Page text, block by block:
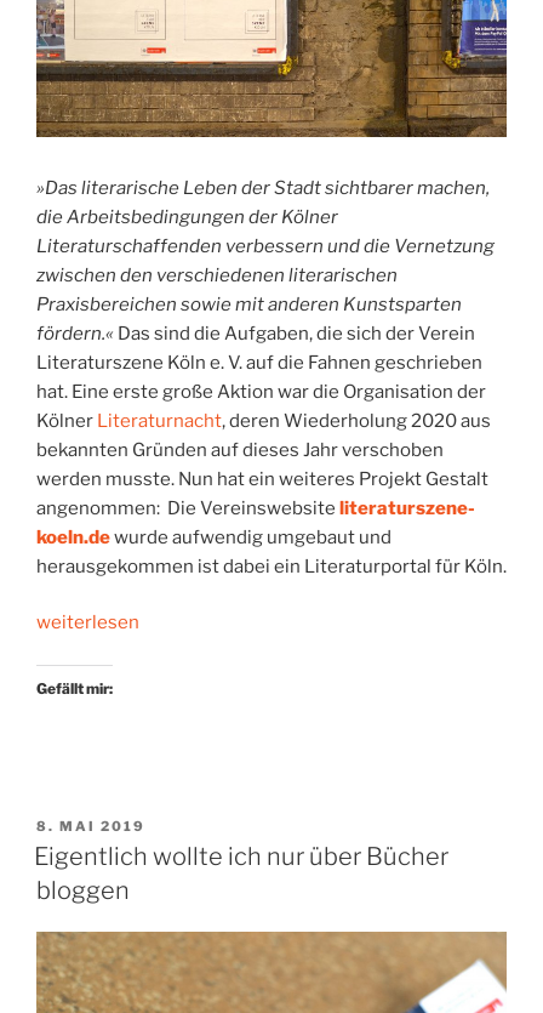
»Das literarische Leben der Stadt sichtbarer machen,
die Arbeitsbedingungen der Kölner
Literaturschaffenden verbessern und die Vernetzung
zwischen den verschiedenen literarischen
Praxisbereichen sowie mit anderen Kunstsparten
fördern.« Das sind die Aufgaben, die sich der Verein
Literaturszene Köln e. V. auf die Fahnen geschrieben
hat. Eine erste große Aktion war die Organisation der
Kölner Literaturnacht, deren Wiederholung 2020 aus
bekannten Gründen auf dieses Jahr verschoben
werden musste. Nun hat ein weiteres Projekt Gestalt
angenommen: Die Vereinswebsite literaturszene-
koeln.dewurde aufwendig umgebaut und
herausgekommen ist dabei ein Literaturportal für Köln.
„Ein
für
weiterlesen
Gefällt mir:
VERÖFFENTLICHT
AM
8. MAI 2019
Eigentlich wollte ich nur über Bücher
bloggen